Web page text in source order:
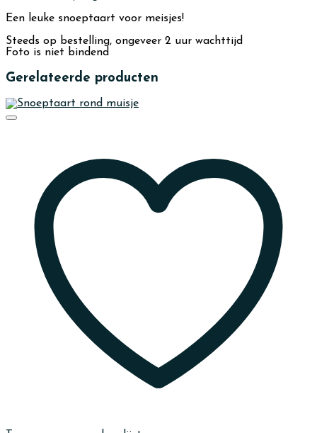
Een leuke snoeptaart voor meisjes!
Steeds op bestelling, ongeveer 2 uur wachttijd
Foto is niet bindend
Gerelateerde producten